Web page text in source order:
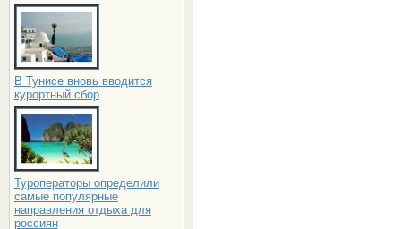
В Тунисе вновь вводится
курортный сбор
Туроператоры определили
самые популярные
направления отдыха для
россиян